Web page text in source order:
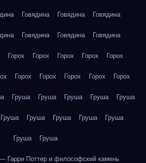
Говядина Говядина Говядина
Говядина Говядина Говядина
Горох Горох Горох Горох Горох
Горох Горох Горох Горох Горох
Груша Груша Груша Груша Груша
Груша Груша Груша Груша Груша
Груша Груша
Гарри Поттер и философский камень